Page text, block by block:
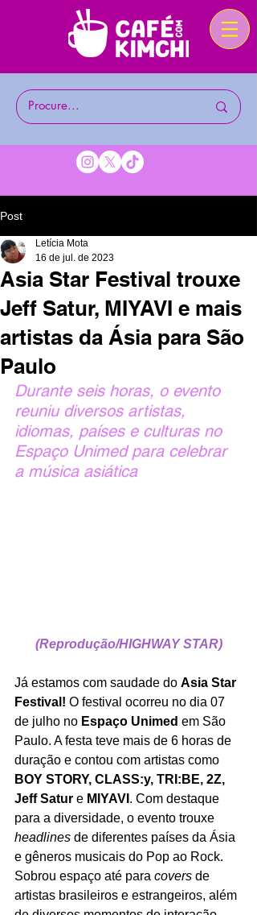
Post
Asia Star Festival trouxe
Jeff Satur, MIYAVI e mais
artistas da Ásia para São
Paulo
Letícia Mota
16 de jul. de 2023
Durante seis horas, o evento
reuniu diversos artistas,
idiomas, países e culturas no
Espaço Unimed para celebrar
a música asiática
(Reprodução/HIGHWAY STAR)
Já estamos com saudade do Asia Star
Festival! O festival ocorreu no dia 07
de julho no Espaço Unimed em São
Paulo. A festa teve mais de 6 horas de
duração e contou com artistas como
BOY STORY, CLASS:y, TRI:BE, 2Z,
Jeff Satur e MIYAVI . Com destaque
para a diversidade, o evento trouxe
headlines de diferentes países da Ásia
e gêneros musicais do Pop ao Rock.
Sobrou espaço até para covers de
artistas brasileiros e estrangeiros, além